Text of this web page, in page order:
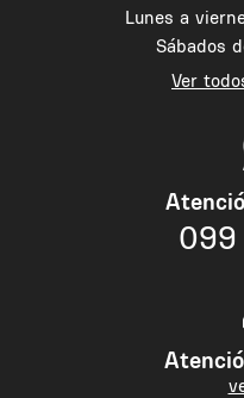
Lunes a
Sábados
Ver
099